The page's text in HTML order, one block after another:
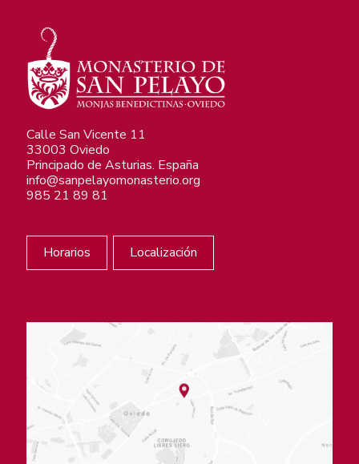
Calle San Vicente 11
33003 Oviedo
Principado de Asturias. España
info@sanpelayomonasterio.org
985 21 89 81
Horarios Localización